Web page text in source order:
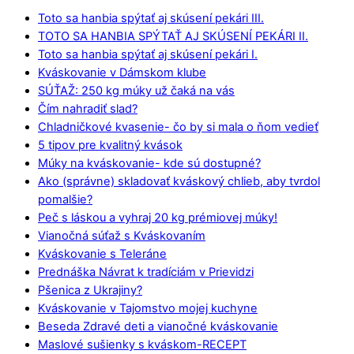
Toto sa hanbia spýtať aj skúsení pekári III.
TOTO SA HANBIA SPÝTAŤ AJ SKÚSENÍ PEKÁRI II.
Toto sa hanbia spýtať aj skúsení pekári I.
Kváskovanie v Dámskom klube
SÚŤAŽ: 250 kg múky už čaká na vás
Čím nahradiť slad?
Chladničkové kvasenie- čo by si mala o ňom vedieť
5 tipov pre kvalitný kvások
Múky na kváskovanie- kde sú dostupné?
Ako (správne) skladovať kváskový chlieb, aby tvrdol
pomalšie?
Peč s láskou a vyhraj 20 kg prémiovej múky!
Vianočná súťaž s Kváskovaním
Kváskovanie s Teleráne
Prednáška Návrat k tradíciám v Prievidzi
Pšenica z Ukrajiny?
Kváskovanie v Tajomstvo mojej kuchyne
Beseda Zdravé deti a vianočné kváskovanie
Maslové sušienky s kváskom-RECEPT